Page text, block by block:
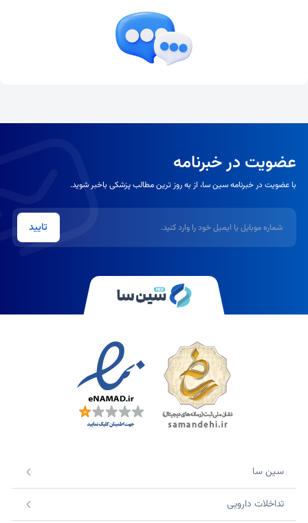
عضویت در خبرنامه
با عضویت در خبرنامه سین سا، از به روز ترین مطالب پزشکی باخبر شوید.
تایید
سین سا
تداخلات دارویی